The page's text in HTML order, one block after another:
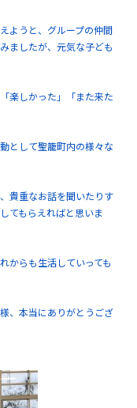
ようと、グループの仲間
ましたが、元気な子ども
楽しかった」「また来た
として聖籠町内の様々な
貴重なお話を聞いたりす
てもらえればと思いま
からも生活していっても
、本当にありがとうござ